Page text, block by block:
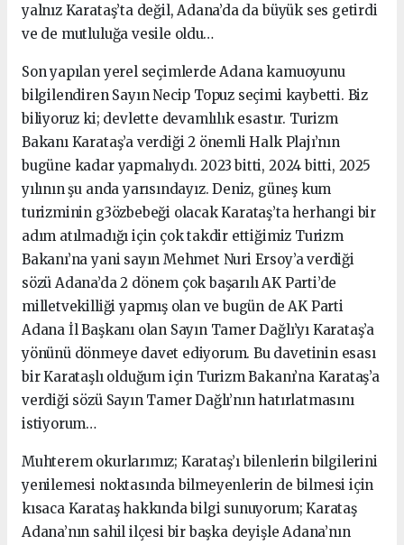
yalnız Karataş’ta değil, Adana’da da büyük ses getirdi
ve de mutluluğa vesile oldu…
Son yapılan yerel seçimlerde Adana kamuoyunu
bilgilendiren Sayın Necip Topuz seçimi kaybetti. Biz
biliyoruz ki; devlette devamlılık esastır. Turizm
Bakanı Karataş’a verdiği 2 önemli Halk Plajı’nın
bugüne kadar yapmalıydı. 2023 bitti, 2024 bitti, 2025
yılının şu anda yarısındayız. Deniz, güneş kum
turizminin g3özbebeği olacak Karataş’ta herhangi bir
adım atılmadığı için çok takdir ettiğimiz Turizm
Bakanı’na yani sayın Mehmet Nuri Ersoy’a verdiği
sözü Adana’da 2 dönem çok başarılı AK Parti’de
milletvekilliği yapmış olan ve bugün de AK Parti
Adana İl Başkanı olan Sayın Tamer Dağlı’yı Karataş’a
yönünü dönmeye davet ediyorum. Bu davetinin esası
bir Karataşlı olduğum için Turizm Bakanı’na Karataş’a
verdiği sözü Sayın Tamer Dağlı’nın hatırlatmasını
istiyorum…
Muhterem okurlarımız; Karataş’ı bilenlerin bilgilerini
yenilemesi noktasında bilmeyenlerin de bilmesi için
kısaca Karataş hakkında bilgi sunuyorum; Karataş
Adana’nın sahil ilçesi bir başka deyişle Adana’nın